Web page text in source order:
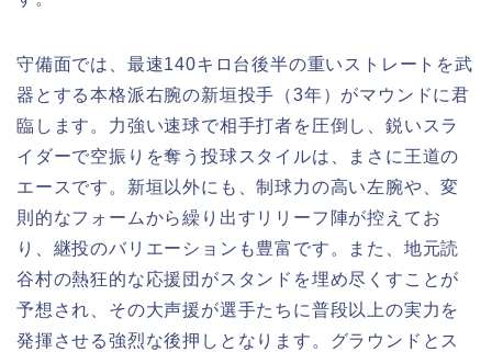
守備面では、最速140キロ台後半の重いストレートを武
器とする本格派右腕の新垣投手（3年）がマウンドに君
臨します。力強い速球で相手打者を圧倒し、鋭いスラ
イダーで空振りを奪う投球スタイルは、まさに王道の
エースです。新垣以外にも、制球力の高い左腕や、変
則的なフォームから繰り出すリリーフ陣が控えてお
り、継投のバリエーションも豊富です。また、地元読
谷村の熱狂的な応援団がスタンドを埋め尽くすことが
予想され、その大声援が選手たちに普段以上の実力を
発揮させる強烈な後押しとなります。グラウンドとス